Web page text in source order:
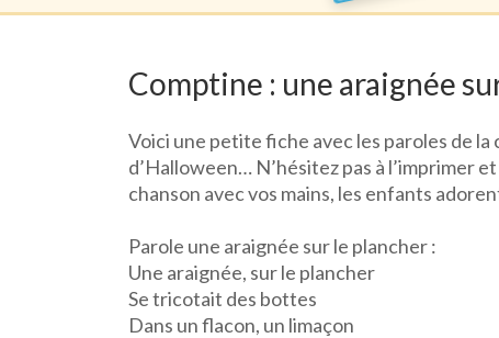
Comptine : une araignée
Voici une petite fiche avec les paroles de
d’Halloween… N’hésitez pas à l’imprimer
chanson avec vos mains, les enfants
Parole une araignée sur le plancher :
Une araignée, sur le plancher
Se tricotait des bottes
Dans un flacon, un limaçon